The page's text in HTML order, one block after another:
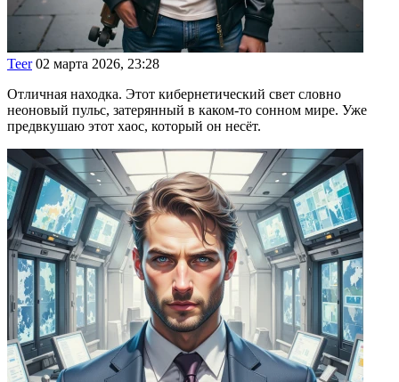
Teer 02 марта 2026, 23:28
Отличная находка. Этот кибернетический свет словно
неоновый пульс, затерянный в каком-то сонном мире. Уже
предвкушаю этот хаос, который он несёт.